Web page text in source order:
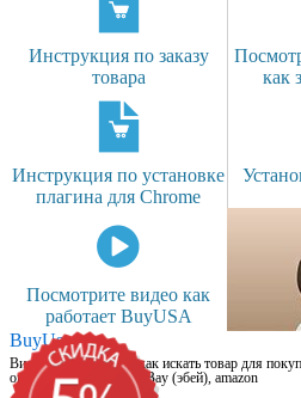
Инструкция по заказу
товара
как
Инструкция по установке
плагина для Chrome
Посмотрите видео как
работает BuyUSA
BuyUsa.ru
Видео для новичков: как искать товар для
онлайн магазинах, на eBay (эбей), amazon